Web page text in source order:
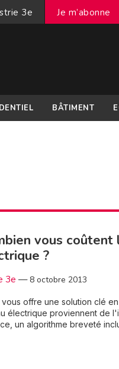
3e Je m’abonne
BÂTIMENT
vous coûtent
?
3e — 8 octobre 2013
vous offre une solution clé
électrique proviennent de
un algorithme breveté